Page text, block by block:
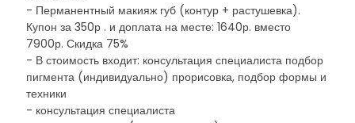
- Перманентный макияж губ (контур + растушевка).
Купон за 350р . и доплата на месте: 1640р. вместо
7900р. Скидка 75%
- В стоимость входит: консультация специалиста подбор
пигмента (индивидуально) прорисовка, подбор формы и
техники
- консультация специалиста